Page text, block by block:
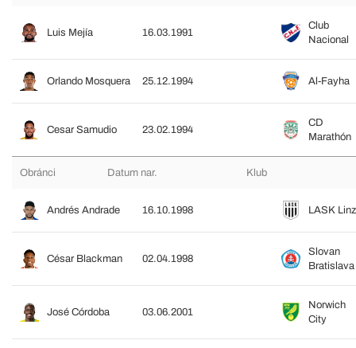
Luis Mejía 16.03.1991
Club
Nacional
Orlando Mosquera 25.12.1994 Al-Fayha
Cesar Samudio 23.02.1994
CD
Marathón
Obránci Datum nar. Klub
Andrés Andrade 16.10.1998 LASK Linz
César Blackman 02.04.1998
Slovan
Bratislava
José Córdoba 03.06.2001
Norwich
City